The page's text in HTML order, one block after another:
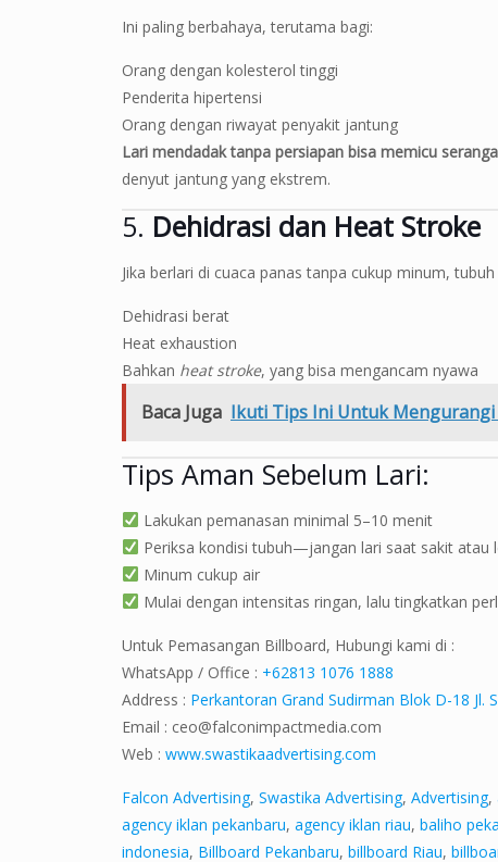
Ini paling berbahaya, terutama bagi:
Orang dengan kolesterol tinggi
Penderita hipertensi
Orang dengan riwayat penyakit jantung
Lari mendadak tanpa persiapan bisa memicu
denyut jantung yang ekstrem.
5. Dehidrasi dan Heat Stroke
Jika berlari di cuaca panas tanpa cukup minum,
Dehidrasi berat
Heat exhaustion
Bahkan heat stroke, yang bisa mengancam nyawa
Baca Juga Ikuti Tips Ini Untuk Mengurangi
Tips Aman Sebelum Lari:
Lakukan pemanasan minimal 5–10 menit
Periksa kondisi tubuh—jangan lari saat sakit atau
Minum cukup air
Mulai dengan intensitas ringan, lalu tingkatkan
Untuk Pemasangan Billboard, Hubungi kami di :
WhatsApp / Office : +62813 1076 1888
Address : Perkantoran Grand Sudirman Blok D-18 Jl.
Email : ceo@falconimpactmedia.com
Web : www.swastikaadvertising.com
Falcon Advertising, Swastika Advertising, Advertising,
agency iklan pekanbaru, agency iklan riau, baliho
indonesia, Billboard Pekanbaru, billboard Riau,